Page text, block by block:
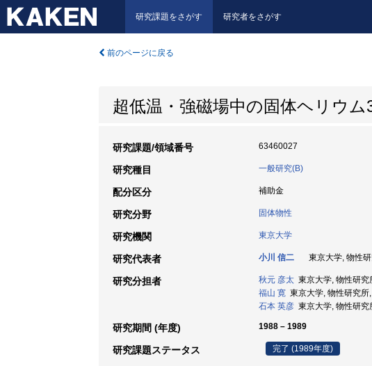
研究課題をさがす 研究者をさがす
前のページに戻る
超低温・強磁場中の固体ヘリウ
研究課題/領域番号 63460027
研究種目 一般研究(B)
配分区分 補助金
研究分野 固体物性
研究機関 東京大学
研究代表者 小川 信二 東京大学, 物性
研究分担者 秋元 彦太 東京大学, 物性研
福山 寛 東京大学, 物性研究
石本 英彦 東京大学, 物性研
研究期間 (年度) 1988 – 1989
研究課題ステータス 完了 (1989年度)